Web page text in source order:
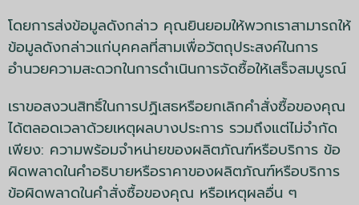
โดยการส่งข้อมูลดังกล่าว คุณยินยอมให้พวกเราสามารถให้
ข้อมูลดังกล่าวแก่บุคคลที่สามเพื่อวัตถุประสงค์ในการ
อำนวยความสะดวกในการดำเนินการจัดซื้อให้เสร็จสมบูรณ์
เราขอสงวนสิทธิ์ในการปฏิเสธหรือยกเลิกคำสั่งซื้อของคุณ
ได้ตลอดเวลาด้วยเหตุผลบางประการ รวมถึงแต่ไม่จำกัด
เพียง: ความพร้อมจำหน่ายของผลิตภัณฑ์หรือบริการ ข้อ
ผิดพลาดในคำอธิบายหรือราคาของผลิตภัณฑ์หรือบริการ
ข้อผิดพลาดในคำสั่งซื้อของคุณ หรือเหตุผลอื่น ๆ